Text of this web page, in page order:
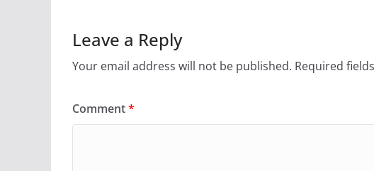
Leave a Reply
Your email address will not be published. Required
Comment*